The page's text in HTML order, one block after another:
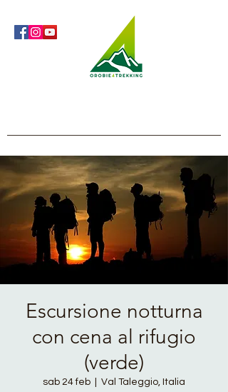
Escursione notturna
con cena al rifugio
(verde)
sab 24 feb Val Taleggio, Italia